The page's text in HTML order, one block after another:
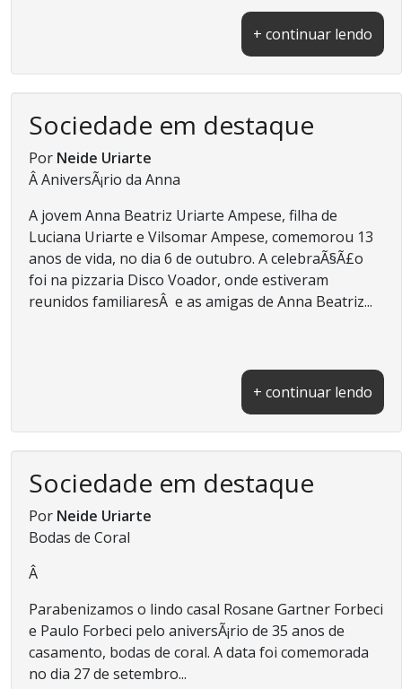
+ continuar lendo
Sociedade em destaque
Por Neide Uriarte
Â AniversÃ¡rio da Anna
A jovem Anna Beatriz Uriarte Ampese, filha de
Luciana Uriarte e Vilsomar Ampese, comemorou 13
anos de vida, no dia 6 de outubro. A celebraÃ§Ã£o
foi na pizzaria Disco Voador, onde estiveram
reunidos familiaresÂ e as amigas de Anna Beatriz...
+ continuar lendo
Sociedade em destaque
Por Neide Uriarte
Bodas de Coral
Â
Parabenizamos o lindo casal Rosane Gartner Forbeci
e Paulo Forbeci pelo aniversÃ¡rio de 35 anos de
casamento, bodas de coral. A data foi comemorada
no dia 27 de setembro...